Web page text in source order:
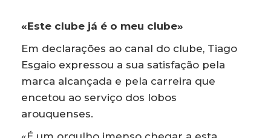
«Este clube já é o meu clube»
Em declarações ao canal do clube, Tiago
Esgaio expressou a sua satisfação pela
marca alcançada e pela carreira que
encetou ao serviço dos lobos
arouquenses.